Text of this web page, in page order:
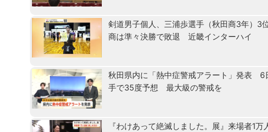
剣道男子個人、三浦歩選手（秋田商3年）
商は準々決勝で敗退 近畿インターハイ
秋田県内に「熱中症警戒アラート」発表 6
手で35度予想 最大級の警戒を
『わけあって絶滅しました。展』来場者1